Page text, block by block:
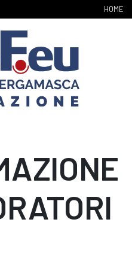
HOME